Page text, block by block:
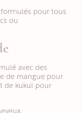
pour tous
ou
avec des
de mangue pour
de kukui pour